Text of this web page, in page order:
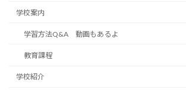
学校案内
学習方法Q&A 動画もあるよ
教育課程
学校紹介